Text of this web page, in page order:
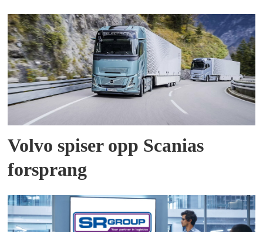
Volvo spiser opp Scanias
forsprang